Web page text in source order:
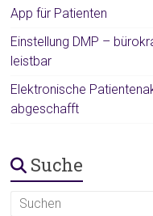
App für Patienten
Einstellung DMP –
leistbar
Elektronische
abgeschafft
Suche